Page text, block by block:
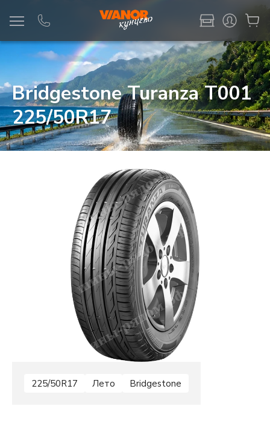
Bridgestone Turanza T001
225/50R17
225/50R17 Лето Bridgestone
Информация Фото товара